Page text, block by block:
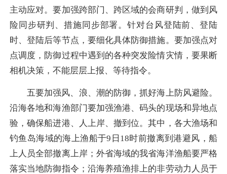
主动应对。要加强跨部门、跨区域的会商研判，做到风
险同步研判、措施同步部署。针对台风登陆前、登陆
时、登陆后等节点，要细化具体防御措施。要加强点对
点调度，防御过程中遇到的各种突发险情灾情，要果断
相机决策，不能层层上报、等待指令。
五要加强风、浪、潮的防御，抓好海上防风避险。
沿海各地和海渔部门要加强渔港、码头的现场和异地点
验，确保船进港、人上岸、撤到位。其中，各大渔场和
钓鱼岛海域的海上渔船于9日18时前撤离到港避风，船
上人员全部撤离上岸；外省海域的我省海洋渔船要严格
落实当地防御指令；沿海养殖渔排上的非劳动力人员于